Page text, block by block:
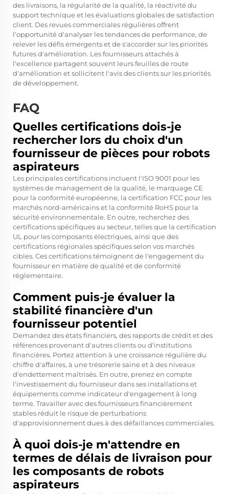
des livraisons, la régularité de la qualité, la réactivité du
support technique et les évaluations globales de satisfaction
client. Des revues commerciales régulières offrent
l'opportunité d'analyser les tendances de performance, de
relever les défis émergents et de s'accorder sur les priorités
futures d'amélioration. Les fournisseurs attachés à
l'excellence partagent souvent leurs feuilles de route
d'amélioration et sollicitent l'avis des clients sur les priorités
de développement.
FAQ
Quelles certifications dois-je
rechercher lors du choix d'un
fournisseur de pièces pour robots
aspirateurs
Les principales certifications incluent l'ISO 9001 pour les
systèmes de management de la qualité, le marquage CE
pour la conformité européenne, la certification FCC pour les
marchés nord-américains et la conformité RoHS pour la
sécurité environnementale. En outre, recherchez des
certifications spécifiques au secteur, telles que la certification
UL pour les composants électriques, ainsi que des
certifications régionales spécifiques selon vos marchés
cibles. Ces certifications témoignent de l'engagement du
fournisseur en matière de qualité et de conformité
réglementaire.
Comment puis-je évaluer la
stabilité financière d'un
fournisseur potentiel
Demandez des états financiers, des rapports de crédit et des
références provenant d'autres clients ou d'institutions
financières. Portez attention à une croissance régulière du
chiffre d'affaires, à une trésorerie saine et à des niveaux
d'endettement maîtrisés. En outre, prenez en compte
l'investissement du fournisseur dans ses installations et
équipements comme indicateur d'engagement à long
terme. Travailler avec des fournisseurs financièrement
stables réduit le risque de perturbations
d'approvisionnement dues à des défaillances commerciales.
À quoi dois-je m'attendre en
termes de délais de livraison pour
les composants de robots
aspirateurs